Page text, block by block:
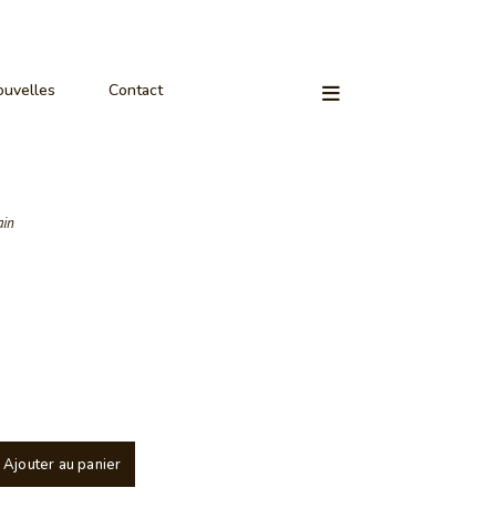
Contact
Ajouter au panier